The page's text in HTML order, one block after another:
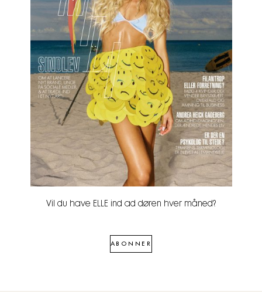
Vil du have ELLE ind ad døren hver måned?
ABONNER